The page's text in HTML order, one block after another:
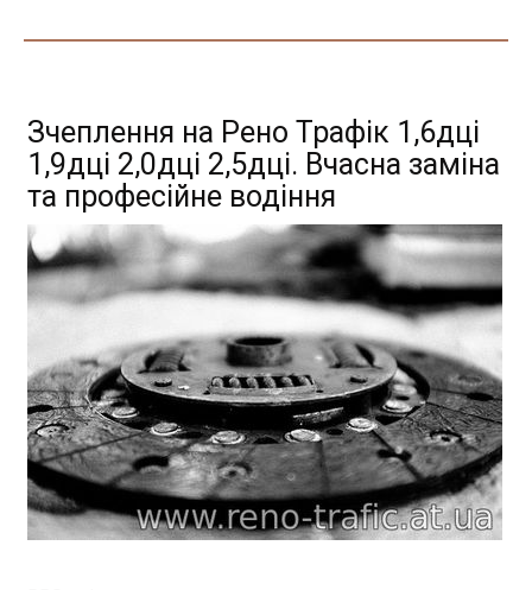
Зчеплення на Рено Трафік 1,6дці
1,9дці 2,0дці 2,5дці. Вчасна заміна
та професійне водіння